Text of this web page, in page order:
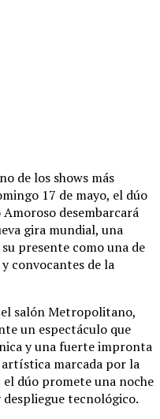
de los shows más
17 de mayo, el dúo
Amoroso desembarcará
gira mundial, una
presente como una de
convocantes de la
salón Metropolitano,
un espectáculo que
y una fuerte impronta
marcada por la
dúo promete una noche
tecnológico.